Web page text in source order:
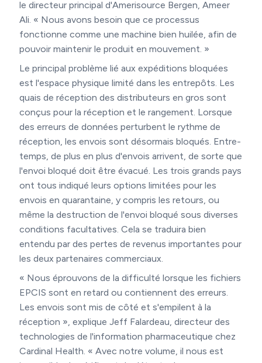
le directeur principal d'Amerisource Bergen, Ameer
Ali. « Nous avons besoin que ce processus
fonctionne comme une machine bien huilée, afin de
pouvoir maintenir le produit en mouvement. »
Le principal problème lié aux expéditions bloquées
est l'espace physique limité dans les entrepôts. Les
quais de réception des distributeurs en gros sont
conçus pour la réception et le rangement. Lorsque
des erreurs de données perturbent le rythme de
réception, les envois sont désormais bloqués. Entre-
temps, de plus en plus d'envois arrivent, de sorte que
l'envoi bloqué doit être évacué. Les trois grands pays
ont tous indiqué leurs options limitées pour les
envois en quarantaine, y compris les retours, ou
même la destruction de l'envoi bloqué sous diverses
conditions facultatives. Cela se traduira bien
entendu par des pertes de revenus importantes pour
les deux partenaires commerciaux.
« Nous éprouvons de la difficulté lorsque les fichiers
EPCIS sont en retard ou contiennent des erreurs.
Les envois sont mis de côté et s'empilent à la
réception », explique Jeff Falardeau, directeur des
technologies de l'information pharmaceutique chez
Cardinal Health. « Avec notre volume, il nous est